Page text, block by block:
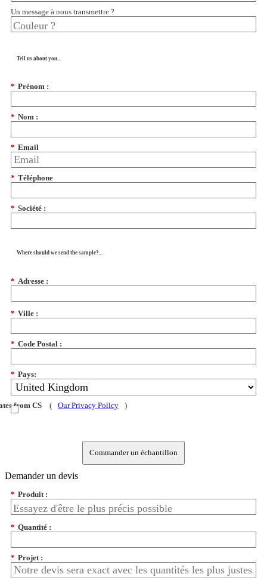
Un message à nous transmettre ?
Tell us about you...
* Prénom :
* Nom :
* Email
* Téléphone
* Société :
Where should we send the sample?...
* Adresse :
* Ville :
* Code Postal :
* Pays:
from CS ( Our Privacy Policy )
Commander un échantillon
Demander un devis
* Produit :
* Quantité :
* Projet :